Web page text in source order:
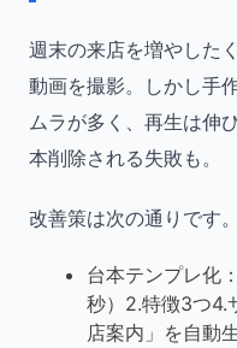
週末の来店を増やした
動画を撮影。しかし手
ムラが多く、再生は伸
本削除される失敗も。
改善策は次の通りです。
台本テンプレ化
秒）2.特徴3つ4.
店案内」を自動生